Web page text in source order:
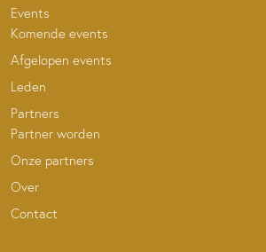
Events
Komende events
Afgelopen events
Leden
Partners
Partner worden
Onze partners
Over
Contact